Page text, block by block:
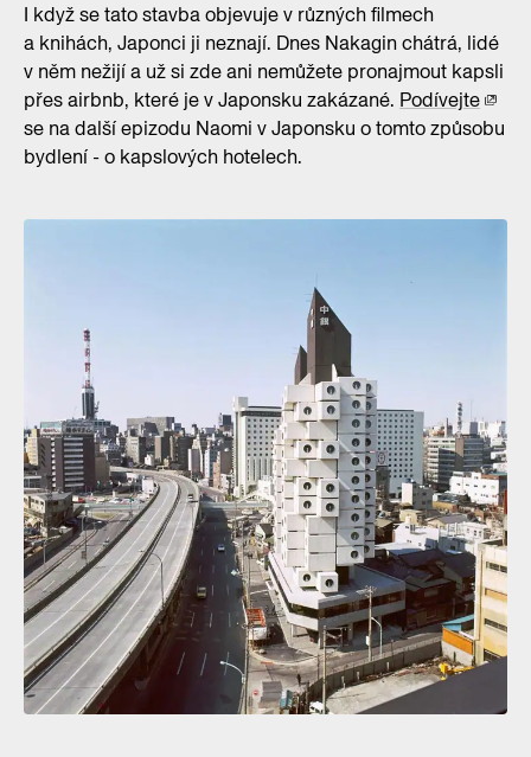
I když se tato stavba objevuje v různých filmech
a knihách, Japonci ji neznají. Dnes Nakagin chátrá, lidé
v něm nežijí a už si zde ani nemůžete pronajmout kapsli
přes airbnb, které je v Japonsku zakázané. Podívejte
se na další epizodu Naomi v Japonsku o tomto způsobu
bydlení - o kapslových hotelech.